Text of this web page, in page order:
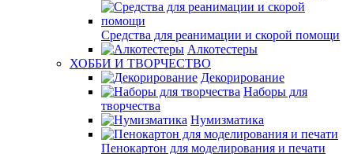
Средства для реанимации и скорой помощи
Алкотестеры
ХОББИ И ТВОРЧЕСТВО
Декорирование
Наборы для
творчества
Нумизматика
Пенокартон для моделирования и печати